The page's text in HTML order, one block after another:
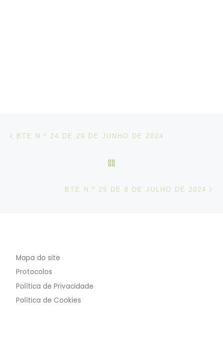
Post navigation
BTE N.º 24 DE 29 DE JUNHO DE 2024
BTE N.º 25 DE 8 DE JULHO DE 2024
Mapa do site
Protocolos
Política de Privacidade
Política de Cookies